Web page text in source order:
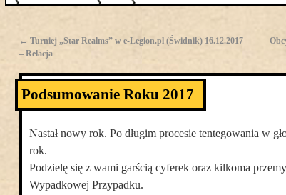
← Turniej „Star Realms” w e-Legion.pl (Świdnik) 16.12.2017
– Relacja
Podsumowanie Roku 2017
Nastał nowy rok. Po długim procesie tentegowania w
rok.
Podzielę się z wami garścią cyferek oraz kilkoma
Wypadkowej Przypadku.